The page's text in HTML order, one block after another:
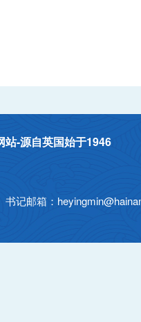
-源自英国始于1946
记邮箱：